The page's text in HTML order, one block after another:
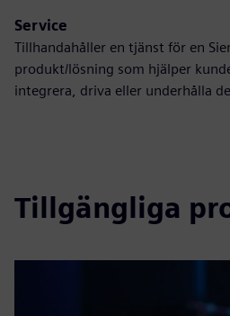
Service
Tillhandahåller en tjänst för en
produkt/lösning som hjälper
integrera, driva eller underhålla
Tillgängliga